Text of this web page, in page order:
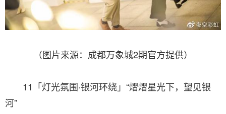
（图片来源：成都万象城2期官方提供）
11「灯光氛围·银河环绕」“熠熠星光下，望见银
河”